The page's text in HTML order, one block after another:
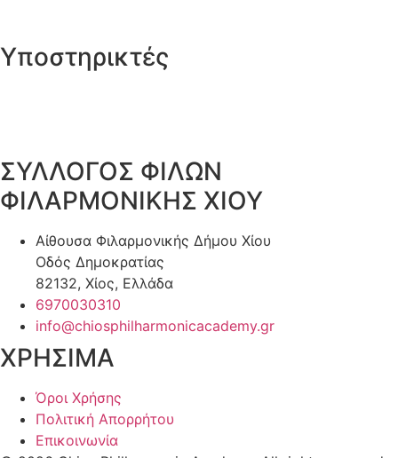
Υποστηρικτές
ΣΥΛΛΟΓΟΣ ΦΙΛΩΝ
ΦΙΛΑΡΜΟΝΙΚΗΣ ΧΙΟΥ
Αίθουσα Φιλαρμονικής Δήμου Χίου
Οδός Δημοκρατίας
82132, Χίος, Ελλάδα
6970030310
info@chiosphilharmonicacademy.gr
ΧΡΗΣΙΜΑ
Όροι Χρήσης
Πολιτική Απορρήτου
Επικοινωνία